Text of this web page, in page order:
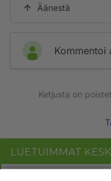
Äänestä
Kommentoi
Ketjusta on
LUETUIMMAT